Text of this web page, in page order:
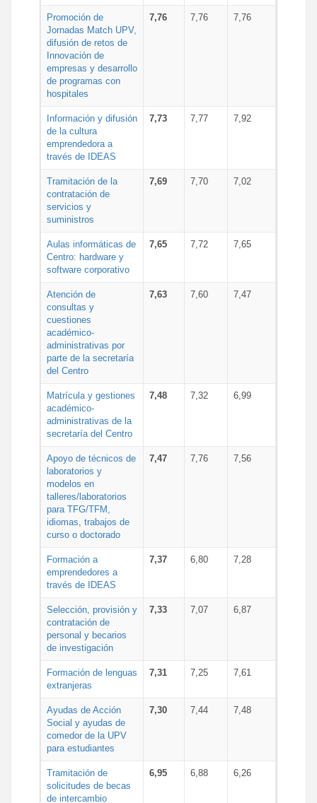
Promoción de
Jornadas Match UPV,
difusión de retos de
Innovación de
empresas y desarrollo
de programas con
hospitales
7,76 7,76 7,76
Información y difusión
de la cultura
emprendedora a
través de IDEAS
7,73 7,77 7,92
Tramitación de la
contratación de
servicios y
suministros
7,69 7,70 7,02
Aulas informáticas de
Centro: hardware y
software corporativo
7,65 7,72 7,65
Atención de
consultas y
cuestiones
académico-
administrativas por
parte de la secretaría
del Centro
7,63 7,60 7,47
Matrícula y gestiones
académico-
administrativas de la
secretaría del Centro
7,48 7,32 6,99
Apoyo de técnicos de
laboratorios y
modelos en
talleres/laboratorios
para TFG/TFM,
idiomas, trabajos de
curso o doctorado
7,47 7,76 7,56
Formación a
emprendedores a
través de IDEAS
7,37 6,80 7,28
Selección, provisión y
contratación de
personal y becarios
de investigación
7,33 7,07 6,87
Formación de lenguas
extranjeras
7,31 7,25 7,61
Ayudas de Acción
Social y ayudas de
comedor de la UPV
para estudiantes
7,30 7,44 7,48
Tramitación de
solicitudes de becas
de intercambio
6,95 6,88 6,26